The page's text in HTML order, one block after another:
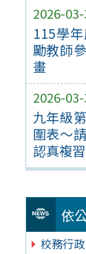
2026-
115學
勵教師
畫
2026-
九年級
圍表～
認真複習
依
校務行政